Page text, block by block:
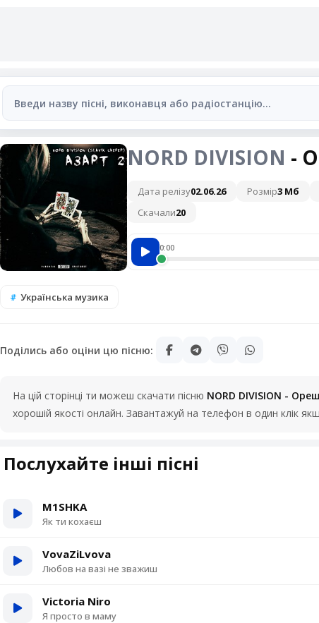
NORD DIVISION -
Дата релізу02.06.26 Розмір3 Мб
Скачали20
0:00
Українська музика
Поділись або оціни цю пісню:
На цій сторінці ти можеш скачати пісню NORD DIVISION -
хорошій якості онлайн. Завантажуй на телефон в один клік
Послухайте інші пісні
M1SHKA
Як ти кохаєш
VovaZiLvova
Любов на вазі не зважиш
Victoria Niro
Я просто в маму